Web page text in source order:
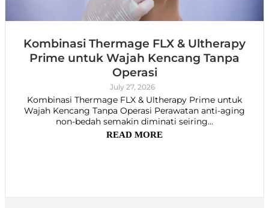
Kombinasi Thermage FLX & Ultherapy
Prime untuk Wajah Kencang Tanpa
Operasi
July 27, 2026
Kombinasi Thermage FLX & Ultherapy Prime untuk
Wajah Kencang Tanpa Operasi Perawatan anti-aging
non-bedah semakin diminati seiring...
READ MORE